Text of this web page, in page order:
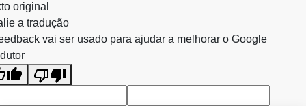
original
a tradução
vai ser usado para ajudar a melhorar o Google